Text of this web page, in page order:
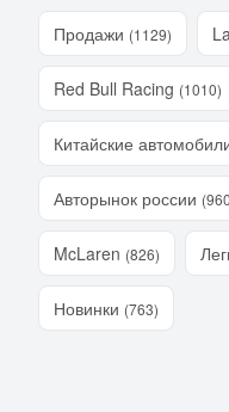
Продажи (1129)
Red Bull Racing (1010)
Китайские
Авторынок россии
McLaren (826)
Новинки (763)